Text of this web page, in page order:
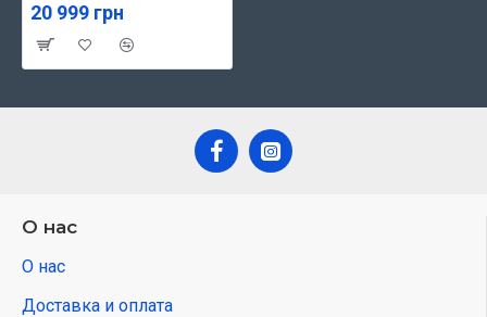
20 999 грн
О нас
О нас
Доставка и оплата